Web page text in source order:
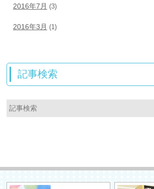
2016年7月 (3)
2016年3月 (1)
記事検索